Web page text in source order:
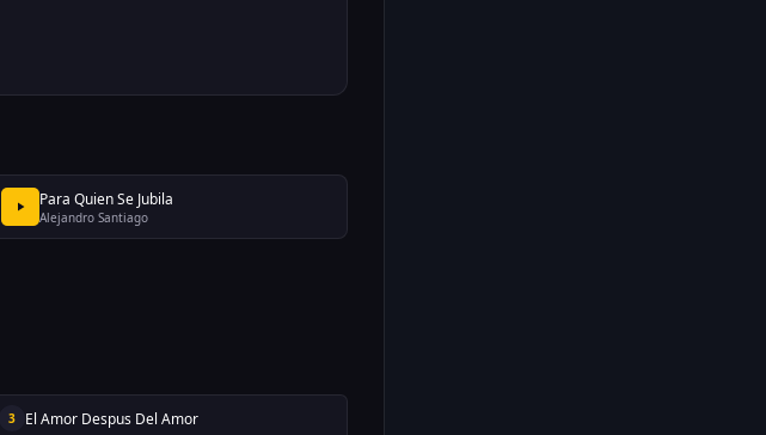
Para Quien Se Jubila
Alejandro Santiago
3 El Amor Despus Del Amor